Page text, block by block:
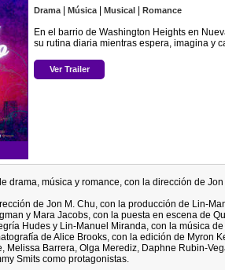
Drama| Música| Musical Romance
En el barrio de Washington Heights en
su rutina diaria mientras espera, imagina y
Ver Trailer
drama, música y romance, con la dirección de
de Jon M. Chu, con la producción de Lin-
y Mara Jacobs, con la puesta en escena de
Hudes y Lin-Manuel Miranda, con la música
de Alice Brooks, con la edición de Myron
Melissa Barrera, Olga Merediz, Daphne Rubin-
Smits como protagonistas.